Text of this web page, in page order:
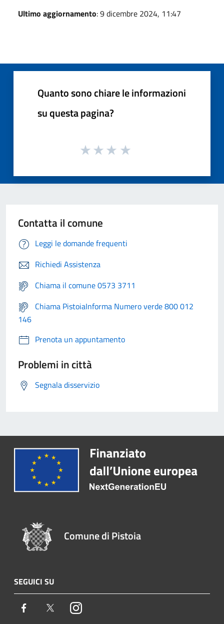
Ultimo aggiornamento: 9 dicembre 2024, 11:47
Quanto sono chiare le informazioni
su questa pagina?
Contatta il comune
Leggi le domande frequenti
Richiedi Assistenza
Chiama il comune 0573 3711
Chiama PistoiaInforma Numero verde 800 012
146
Prenota un appuntamento
Problemi in città
Segnala disservizio
Comune di Pistoia
SEGUICI SU
Facebook TwitterInstagram